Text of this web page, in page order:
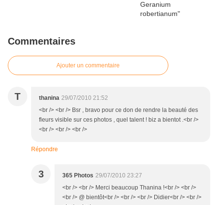
Commentaires
Ajouter un commentaire
T thanina 29/07/2010 21:52
<br /> <br /> Bsr , bravo pour ce don de rendre la beauté des
fleurs visible sur ces photos , quel talent ! biz a bientot .<br />
<br /> <br /> <br />
Répondre
3 365 Photos 29/07/2010 23:27
<br /> <br /> Merci beaucoup Thanina !<br /> <br />
<br /> @ bientôt<br /> <br /> <br /> Didier<br /> <br />